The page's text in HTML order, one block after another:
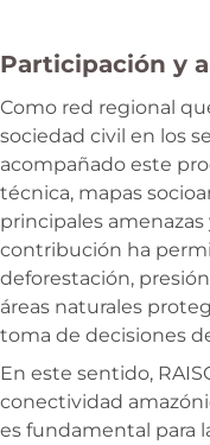
Participación y
Como red regional
sociedad civil en los
acompañado este
técnica, mapas
principales
contribución ha
deforestación,
áreas naturales
toma de decisiones
En este sentido,
conectividad
es fundamental para